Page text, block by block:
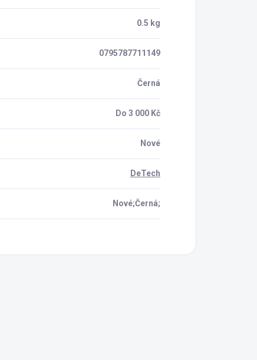
0.5 kg
0795787711149
Černá
Do 3 000 Kč
Nové
DeTech
Nové;Černá;